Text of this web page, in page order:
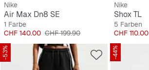
Nike
Air Max Dn8 SE
1 Farbe
Preis
CHF 140.00 Originalpreis
CHF 199.90
Nike
Shox TL
5 Farben
Preis
CHF 110.00
-53% -44%